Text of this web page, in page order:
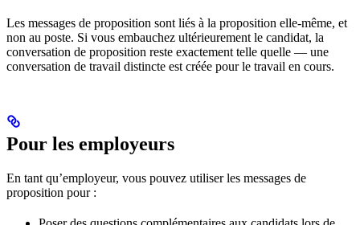
Les messages de proposition sont liés à la proposition elle-même, et
non au poste. Si vous embauchez ultérieurement le candidat, la
conversation de proposition reste exactement telle quelle — une
conversation de travail distincte est créée pour le travail en cours.
Pour les employeurs
En tant qu’employeur, vous pouvez utiliser les messages de
proposition pour :